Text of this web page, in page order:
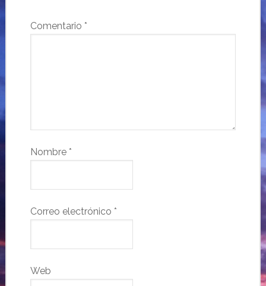
Comentario *
Nombre *
Correo electrónico *
Web